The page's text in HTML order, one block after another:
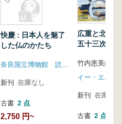
快慶 : 日本人を魅了
した仏のかたち
新刊 在庫なし
古書 2 点
2,750 円~
広重と北斎
五十三次と
ら幕末バラ
まで
竹内恵美編集
新刊 在庫なし
古書 2 点